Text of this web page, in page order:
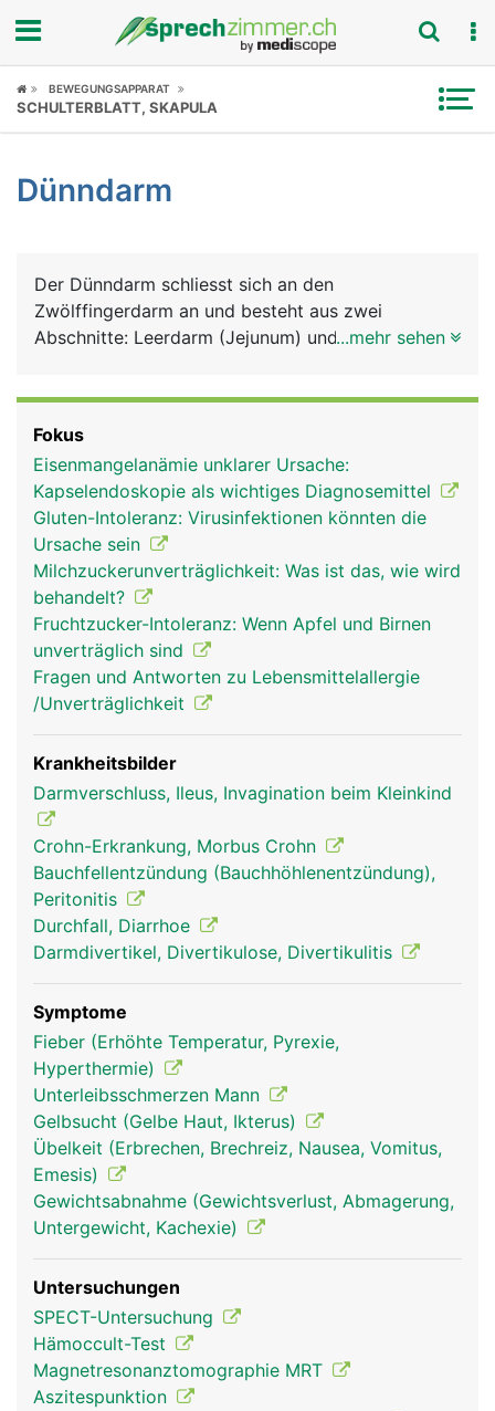
Fokus
Symptome
News
Rubriken
BEWEGUNGSAPPARAT
SCHULTERBLATT, SKAPULA
Dünndarm
Der Dünndarm schliesst sich an den
Zwölffingerdarm an und besteht aus zwei
Abschnitte: Leerdarm (Jejunum) und Krummdarm
ein. Im Dünndarm findet die eigentliche Verdauung
statt, das heisst, die Aufspaltung und Aufnahme
(Resorption) der Nährstoffe aus der Nahrung. Die
Innenseite des Dünndarms ist faltig und besitzt
unzählige kleine Ausstülpungen, die Darmzotten,
wodurch die Resorptionsfläche stark vergrössert
wird. Die Nährstoffe gelangen über die
Darmschleimhaut ins Blut und werden über die
Pfortader zur Leber transportiert.
dünndarm frau dünndarm mann
...mehr sehen
Fokus
Eisenmangelanämie unklarer Ursache:
Kapselendoskopie als wichtiges Diagnosemittel
Gluten-Intoleranz: Virusinfektionen könnten die
Ursache sein
Milchzuckerunverträglichkeit: Was ist das, wie wird
behandelt?
Fruchtzucker-Intoleranz: Wenn Apfel und Birnen
unverträglich sind
Fragen und Antworten zu Lebensmittelallergie
/Unverträglichkeit
Krankheitsbilder
Darmverschluss, Ileus, Invagination beim Kleinkind
Crohn-Erkrankung, Morbus Crohn
Bauchfellentzündung (Bauchhöhlenentzündung),
Peritonitis
Durchfall, Diarrhoe
Darmdivertikel, Divertikulose, Divertikulitis
Symptome
Fieber (Erhöhte Temperatur, Pyrexie,
Hyperthermie)
Unterleibsschmerzen Mann
Gelbsucht (Gelbe Haut, Ikterus)
Übelkeit (Erbrechen, Brechreiz, Nausea, Vomitus,
Emesis)
Gewichtsabnahme (Gewichtsverlust, Abmagerung,
Untergewicht, Kachexie)
Untersuchungen
SPECT-Untersuchung
Hämoccult-Test
Magnetresonanztomographie MRT
Aszitespunktion